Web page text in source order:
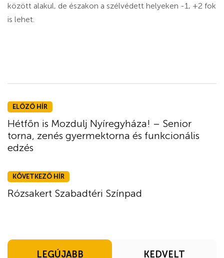
között alakul, de északon a szélvédett helyeken -1, +2 fok
is lehet.
ELŐZŐ HÍR
Hétfőn is Mozdulj Nyíregyháza! – Senior
torna, zenés gyermektorna és funkcionális
edzés
KÖVETKEZŐ HÍR
Rózsakert Szabadtéri Színpad
LEGÚJABB KEDVELT